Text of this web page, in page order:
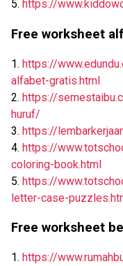
5. https://
Free worksheet
1. https://
alfabet-gratis.html
2. https://
huruf/
3. https://
4. https://
coloring-book.html
5. https://
letter-case-
Free worksheet
1. https://